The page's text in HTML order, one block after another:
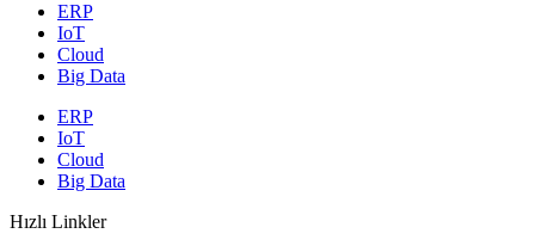
ERP
IoT
Cloud
Big Data
ERP
IoT
Cloud
Big Data
Hızlı Linkler